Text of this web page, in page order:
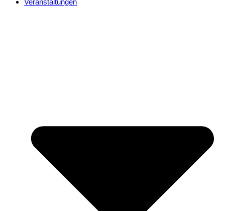
Veranstaltungen